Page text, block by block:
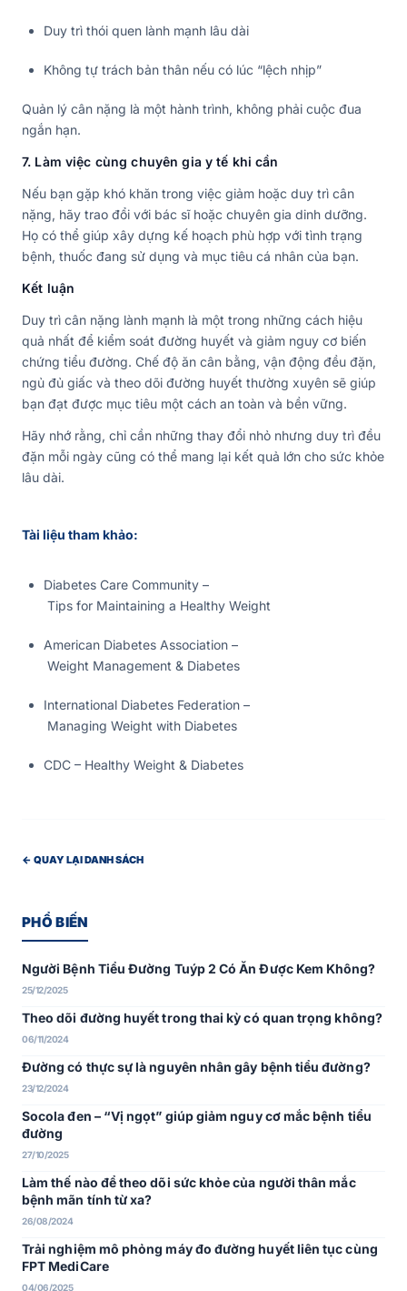
Duy trì thói quen lành mạnh lâu dài
Không tự trách bản thân nếu có lúc “lệch nhịp”
Quản lý cân nặng là một hành trình, không phải cuộc đua
ngắn hạn.
7. Làm việc cùng chuyên gia y tế khi cần
Nếu bạn gặp khó khăn trong việc giảm hoặc duy trì cân
nặng, hãy trao đổi với bác sĩ hoặc chuyên gia dinh dưỡng.
Họ có thể giúp xây dựng kế hoạch phù hợp với tình trạng
bệnh, thuốc đang sử dụng và mục tiêu cá nhân của bạn.
Kết luận
Duy trì cân nặng lành mạnh là một trong những cách hiệu
quả nhất để kiểm soát đường huyết và giảm nguy cơ biến
chứng tiểu đường. Chế độ ăn cân bằng, vận động đều đặn,
ngủ đủ giấc và theo dõi đường huyết thường xuyên sẽ giúp
bạn đạt được mục tiêu một cách an toàn và bền vững.
Hãy nhớ rằng, chỉ cần những thay đổi nhỏ nhưng duy trì đều
đặn mỗi ngày cũng có thể mang lại kết quả lớn cho sức khỏe
lâu dài.
Tài liệu tham khảo:
Diabetes Care Community –
Tips for Maintaining a Healthy Weight
American Diabetes Association –
Weight Management & Diabetes
International Diabetes Federation –
Managing Weight with Diabetes
CDC – Healthy Weight & Diabetes
← QUAY LẠI DANH SÁCH
PHỔ BIẾN
Người Bệnh Tiểu Đường Tuýp 2 Có Ăn Được Kem Không?
25/12/2025
Theo dõi đường huyết trong thai kỳ có quan trọng không?
06/11/2024
Đường có thực sự là nguyên nhân gây bệnh tiểu đường?
23/12/2024
Socola đen – “Vị ngọt” giúp giảm nguy cơ mắc bệnh tiểu
đường
27/10/2025
Làm thế nào để theo dõi sức khỏe của người thân mắc
bệnh mãn tính từ xa?
26/08/2024
Trải nghiệm mô phỏng máy đo đường huyết liên tục cùng
FPT MediCare
04/06/2025